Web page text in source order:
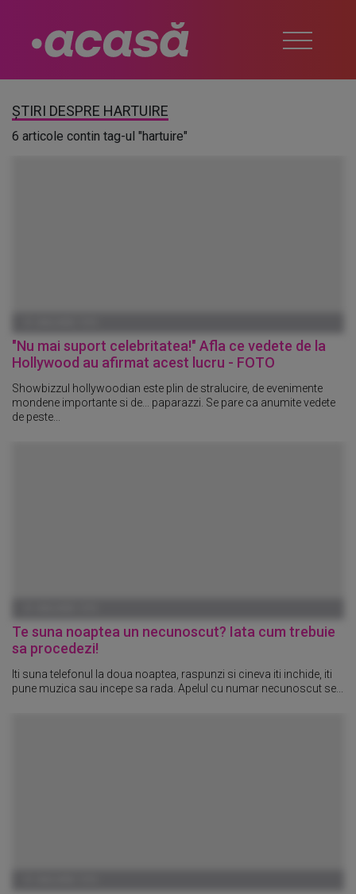
ȘTIRI DESPRE HARTUIRE
6 articole contin tag-ul "hartuire"
"Nu mai suport celebritatea!" Afla ce vedete de la
Hollywood au afirmat acest lucru - FOTO
Showbizzul hollywoodian este plin de stralucire, de evenimente
mondene importante si de... paparazzi. Se pare ca anumite vedete
de peste...
Te suna noaptea un necunoscut? Iata cum trebuie
sa procedezi!
Iti suna telefonul la doua noaptea, raspunzi si cineva iti inchide, iti
pune muzica sau incepe sa rada. Apelul cu numar necunoscut se...